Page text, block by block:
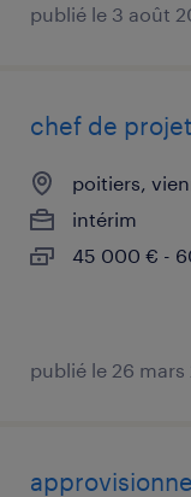
publié le 3 août
chef de
poitiers,
intérim
45 000 € -
publié le 26 mars